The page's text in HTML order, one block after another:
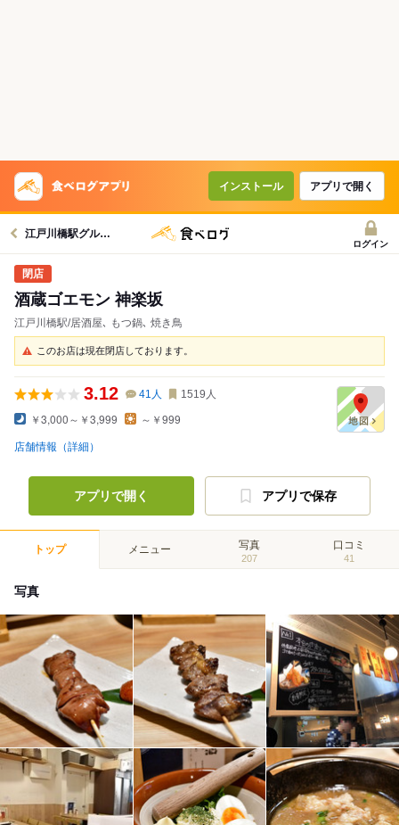
インストール アプリで開く
江戸川橋駅グルメへ
ログイン
酒蔵ゴエモン 神楽坂
江戸川橋駅/居酒屋､ もつ鍋､ 焼き鳥
このお店は現在閉店しております。
3.12 41 人 1519 人
￥3,000～￥3,999 ～￥999
店舗情報（詳細）
アプリで開く アプリで保存
トップ メニュー 写真
207
口コミ
41
写真